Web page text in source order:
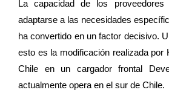
La capacidad de los proveedores
adaptarse a las necesidades
ha convertido en un factor decisivo.
esto es la modificación realizada por
Chile en un cargador frontal
actualmente opera en el sur de Chile.